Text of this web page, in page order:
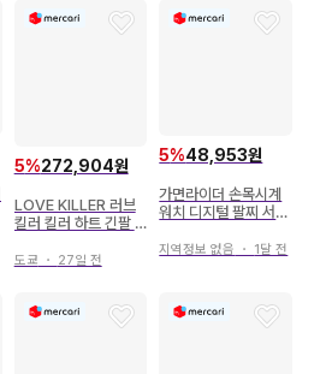
5%272,904원
LOVE KILLER 러브
킬러 킬러 하트 긴팔 T
도쿄 ・ 27일 전
5%48,953원
가면라이더 손목시계
워치 디지털 팔찌 서브
지역정보 없음 ・ 1달 전